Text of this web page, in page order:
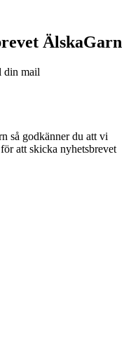
ÄlskaGarn
din mail
så godkänner du att vi
att skicka nyhetsbrevet